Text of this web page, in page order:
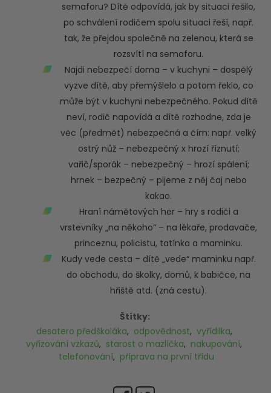
semaforu? Dítě odpovídá, jak by situaci řešilo,
po schválení rodičem spolu situaci řeší, např.
tak, že přejdou společně na zelenou, která se
rozsvítí na semaforu.
Najdi nebezpečí doma – v kuchyni – dospělý
vyzve dítě, aby přemýšlelo a potom řeklo, co
může být v kuchyni nebezpečného. Pokud dítě
neví, rodič napovídá a dítě rozhodne, zda je
věc (předmět) nebezpečná a čím: např. velký
ostrý nůž – nebezpečný x hrozí říznutí;
vařič/sporák – nebezpečný – hrozí spálení;
hrnek – bezpečný – pijeme z něj čaj nebo
kakao.
Hraní námětových her – hry s rodiči a
vrstevníky „na někoho“ – na lékaře, prodavače,
princeznu, policistu, tatínka a maminku.
Kudy vede cesta – dítě „vede“ maminku např.
do obchodu, do školky, domů, k babičce, na
hřiště atd. (zná cestu).
Štítky:
desatero předškoláka, odpovědnost, vyřídilka,
vyřizování vzkazů, starost o mazlíčka, nakupování,
telefonování, příprava na první třídu